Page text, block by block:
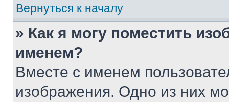
Вернуться к началу
» Как я могу поместить
именем?
Вместе с именем
изображения. Одно из них